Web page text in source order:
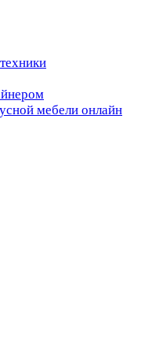
мебели онлайн